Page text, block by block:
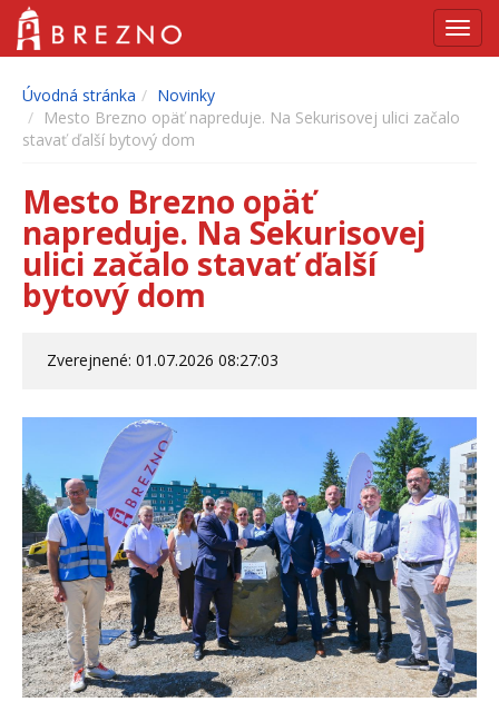
Úvodná stránka
Novinky
Mesto Brezno opäť napreduje. Na Sekurisovej ulici začalo
stavať ďalší bytový dom
Mesto Brezno opäť
napreduje. Na Sekurisovej
ulici začalo stavať ďalší
bytový dom
Zverejnené: 01.07.2026 08:27:03